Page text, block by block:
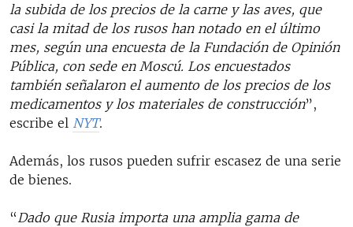
la subida de los precios de la carne y las aves, que
casi la mitad de los rusos han notado en el último
mes, según una encuesta de la Fundación de Opinión
Pública, con sede en Moscú. Los encuestados
también señalaron el aumento de los precios de los
medicamentos y los materiales de construcción”,
escribe el NYT.
Además, los rusos pueden sufrir escasez de una serie
de bienes.
“ Dado que Rusia importa una amplia gama de